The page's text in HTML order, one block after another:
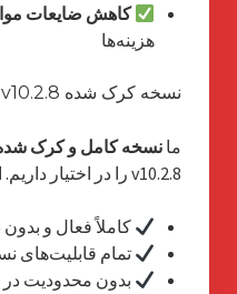
کاهش ضایعات
هزینه‌ها
نسخه کرک شده Rodin4D Neo v10.2.8
ما نسخه کامل و کرک
v10.2.8 را در اختیار داریم. این نسخه:
کاملاً فعال و بدون
تمام قابلیت‌های
بدون محدودیت در